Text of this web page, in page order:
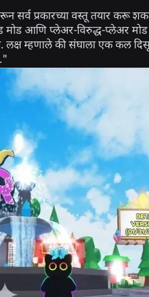
प्रकारच्या वस्तू तयार करू
मोड आणि प्लेअर-विरुद्ध-प्लेअर
लक्ष म्हणाले की संघाला एक